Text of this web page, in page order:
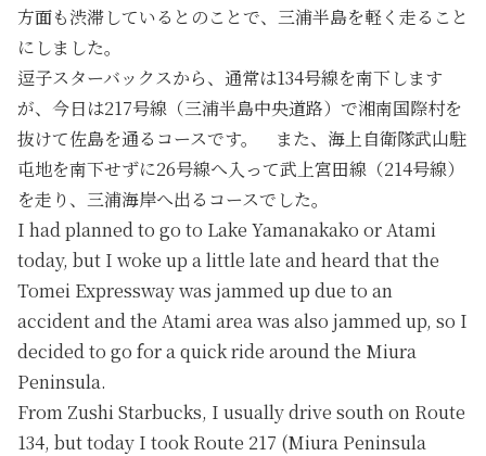
方面も渋滞しているとのことで、三浦半島を軽く走ること
にしました。
逗子スターバックスから、通常は134号線を南下します
が、今日は217号線（三浦半島中央道路）で湘南国際村を
抜けて佐島を通るコースです。 また、海上自衛隊武山駐
屯地を南下せずに26号線へ入って武上宮田線（214号線）
を走り、三浦海岸へ出るコースでした。
I had planned to go to Lake Yamanakako or Atami
today, but I woke up a little late and heard that the
Tomei Expressway was jammed up due to an
accident and the Atami area was also jammed up, so I
decided to go for a quick ride around the Miura
Peninsula.
From Zushi Starbucks, I usually drive south on Route
134, but today I took Route 217 (Miura Peninsula